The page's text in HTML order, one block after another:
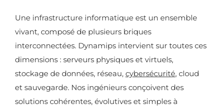
Une infrastructure informatique est un ensemble
vivant, composé de plusieurs briques
interconnectées. Dynamips intervient sur toutes ces
dimensions : serveurs physiques et virtuels,
stockage de données, réseau, cybersécurité, cloud
et sauvegarde. Nos ingénieurs conçoivent des
solutions cohérentes, évolutives et simples à